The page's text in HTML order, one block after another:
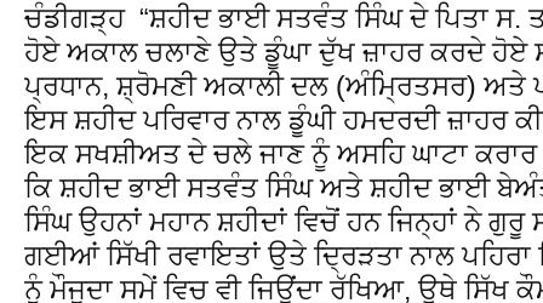
ਚੰਡੀਗੜ੍ਹ “ਸ਼ਹੀਦ ਭਾਈ ਸਤਵੰਤ ਸਿੰਘ ਦੇ ਪਿਤਾ
ਹੋਏ ਅਕਾਲ ਚਲਾਣੇ ਉਤੇ ਡੂੰਘਾ ਦੁੱਖ ਜ਼ਾਹਰ ਕਰਦੇ ਹੋਏ
ਪ੍ਰਧਾਨ, ਸ਼੍ਰੋਮਣੀ ਅਕਾਲੀ ਦਲ (ਅੰਮ੍ਰਿਤਸਰ) ਅਤੇ
ਇਸ ਸ਼ਹੀਦ ਪਰਿਵਾਰ ਨਾਲ ਡੂੰਘੀ ਹਮਦਰਦੀ ਜ਼ਾਹਰ
ਇਕ ਸਖਸ਼ੀਅਤ ਦੇ ਚਲੇ ਜਾਣ ਨੂੰ ਅਸਹਿ ਘਾਟਾ ਕਰਾਰ
ਕਿ ਸ਼ਹੀਦ ਭਾਈ ਸਤਵੰਤ ਸਿੰਘ ਅਤੇ ਸ਼ਹੀਦ ਭਾਈ
ਸਿੰਘ ਉਹਨਾਂ ਮਹਾਨ ਸ਼ਹੀਦਾਂ ਵਿਚੋਂ ਹਨ ਜਿਨ੍ਹਾਂ ਨੇ
ਗਈਆਂ ਸਿੱਖੀ ਰਵਾਇਤਾਂ ਉਤੇ ਦ੍ਰਿੜਤਾ ਨਾਲ ਪਹਿਰਾ
ਨੂੰ ਮੌਜੂਦਾ ਸਮੇਂ ਵਿਚ ਵੀ ਜਿਊਂਦਾ ਰੱਖਿਆ, ਉਥੇ ਸਿੱਖ